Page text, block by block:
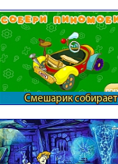
Смешарик собирает